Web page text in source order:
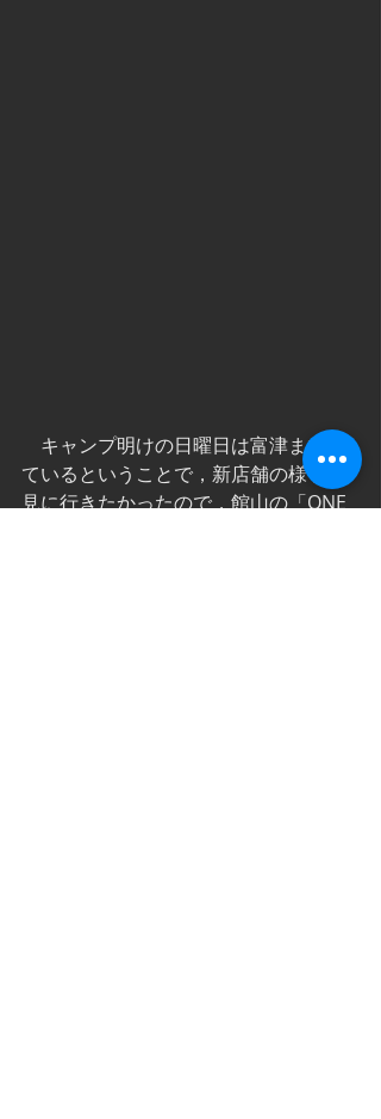
キャンプ明けの日曜日は富津まで来
ているということで，新店舗の様子を
見に行きたかったので，館山の「ONE